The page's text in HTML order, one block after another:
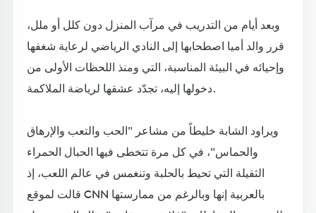
وبعد أيام من التدريب في مرآب المنزل دون كلل أو ملل،
قرر والد أميا اصطحابها إلى النادي الرياضي لرعاية شغفها
وإحيائه في البيئة المناسبة، التي ومنذ اللحظات الأولى من
دخولها إليه، تجدّد عشقها لرياضة الملاكمة.
ويراود الشابة خليطاً من مشاعر "الحب والتعب والإرهاق
والحماس"، في كل مرة تتخطى فيها الحبال الحمراء
الثقيلة التي تحيط بالحلبة وتنغمس في عالم اللعب، إذ
قالت لموقع CNN بالعربية إنها وبالرغم من ممارستها